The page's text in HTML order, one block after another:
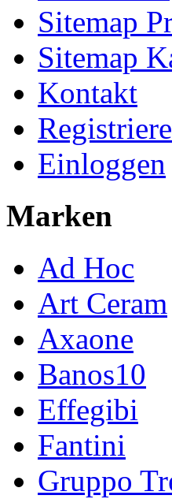
Sitemap
Sitemap
Kontakt
Einloggen
Marken
Ad Hoc
Art Ceram
Axaone
Banos10
Effegibi
Fantini
Gruppo